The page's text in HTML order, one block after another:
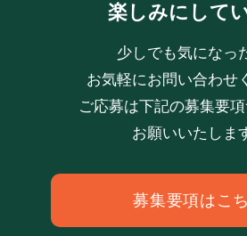
楽しみにして
少しでも気になっ
お気軽にお問い合わせ
ご応募は下記の募集要
お願いいたしま
募集要項はこ